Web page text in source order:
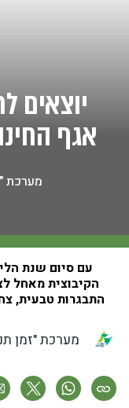
יוצאים
אגף
מערכת
עם סיום שנת
הקיבוצית מאחל
התבגרות טבעית,
מערכת "זמן